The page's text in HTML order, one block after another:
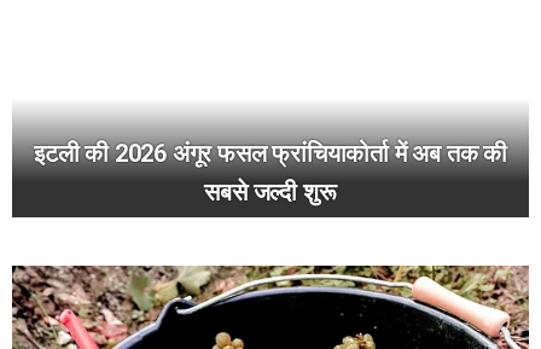
इटली की 2026 अंगूर फसल फ्रांचियाकोर्ता में अब तक की
सबसे जल्दी शुरू